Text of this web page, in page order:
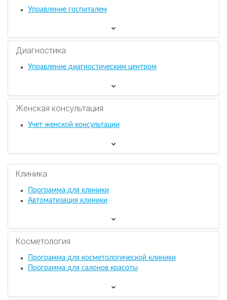
Управление госпиталем
Диагностика
Управление диагностическим центром
Женская консультация
Учет женской консультации
Клиника
Программа для клиники
Автоматизация клиники
Косметология
Программа для косметологической клиники
Программа для салонов красоты